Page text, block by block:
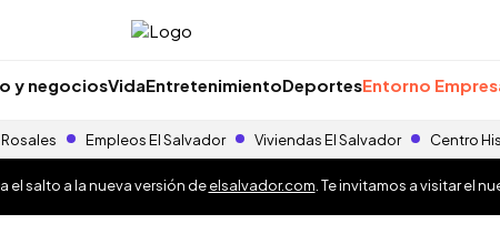
y negociosVidaEntretenimientoDeportesEntorno
Empleos El Salvador Viviendas El Salvador Centro
el salto a la nueva versión deelsalvador.com . Te invitamos a visitar el